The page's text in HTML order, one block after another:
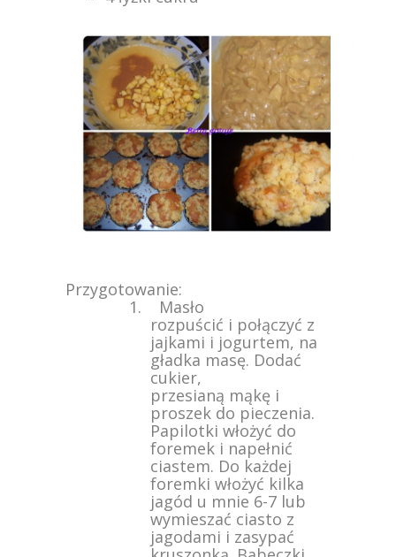
Przygotowanie:
1. Masło
rozpuścić i połączyć z
jajkami i jogurtem, na
gładka masę. Dodać
cukier,
przesianą mąkę i
proszek do pieczenia.
Papilotki włożyć do
foremek i napełnić
ciastem. Do każdej
foremki włożyć kilka
jagód u mnie 6-7 lub
wymieszać ciasto z
jagodami i zasypać